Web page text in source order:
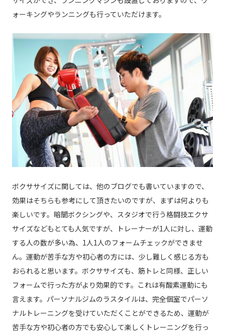
ォーキングやランニングも行っていただけます。
ボクササイズに関しては、他のブログでも書いていますので、
効果はそちらも参考にして頂きたいのですが、まずは何よりも
楽しいです。暗闇ボクシングや、スタジオで行う格闘技エクサ
サイズなどもとても人気ですが、トレーナーが1人に対し、運動
する人の数が多い為、1人1人のフォームチェックができませ
ん。運動が苦手な方や初心者の方には、少し難しく感じる方も
おられると思います。ボクササイズも、筋トレと同様、正しい
フォームで行った方がより効果的です。これは有酸素運動にも
言えます。パーソナルジムのラスタイルは、完全個室でパーソ
ナルトレーニングを受けていただくことができるため、運動が
苦手な方や初心者の方でも安心して楽しくトレーニングを行っ